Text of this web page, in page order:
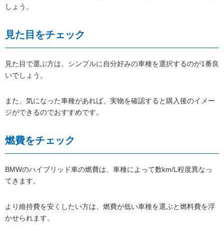
しょう。
見た目をチェック
見た目で選ぶ方は、シンプルに自分好みの車種を選択するのが1番良
いでしょう。
また、気になった車種があれば、実物を確認すると購入後のイメー
ジができるのでおすすめです。
燃費をチェック
BMWのハイブリッド車の燃費は、車種によって数km/L程度異なっ
てきます。
より維持費を安くしたい方は、燃費が低い車種を選ぶと燃料費を浮
かせられます。